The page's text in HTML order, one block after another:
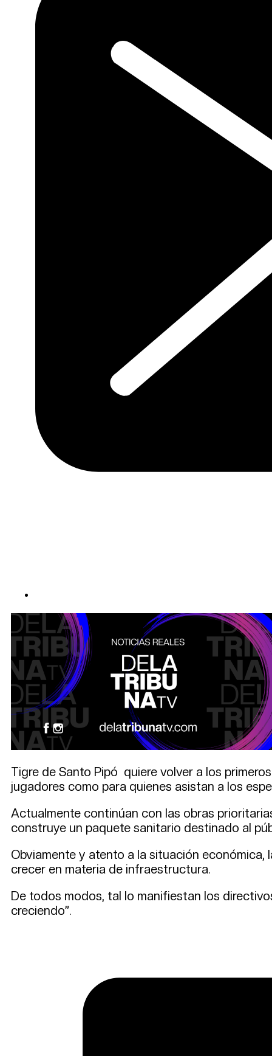
Tigre de Santo Pipó quiere volver a los
jugadores como para quienes asistan a los
Actualmente continúan con las obras
construye un paquete sanitario destinado al
Obviamente y atento a la situación
crecer en materia de infraestructura.
De todos modos, tal lo manifiestan los
creciendo”.